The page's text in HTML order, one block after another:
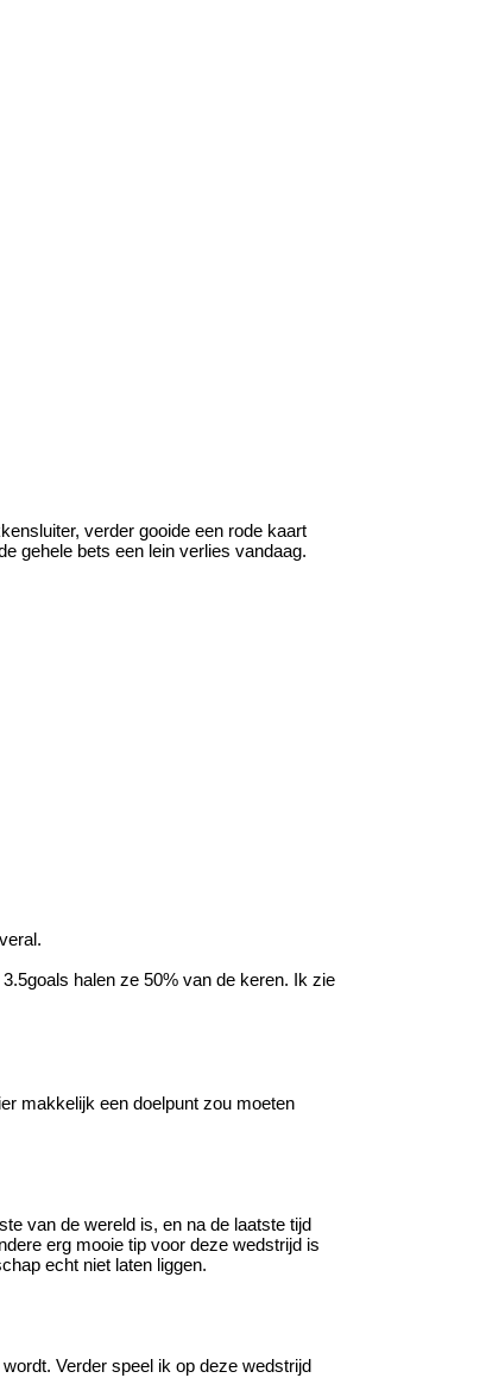
verder gooide een rode kaart
gehele bets een lein verlies vandaag.
halen ze 50% van de keren. Ik zie
makkelijk een doelpunt zou moeten
van de wereld is, en na de laatste tijd
erg mooie tip voor deze wedstrijd is
echt niet laten liggen.
Verder speel ik op deze wedstrijd